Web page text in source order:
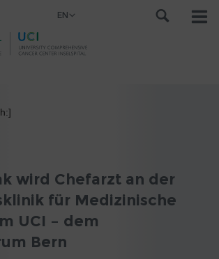
EN
wird Chefarzt an der
für Medizinische
UCI – dem
Bern